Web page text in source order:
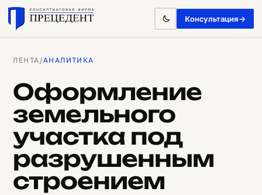
Консультация→
ЛЕНТА/АНАЛИТИКА
Оформление
земельного
участка под
разрушенным
строением